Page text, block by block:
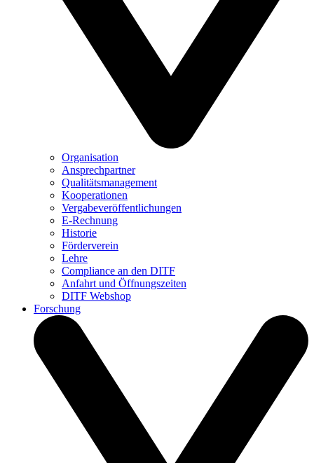
Organisation
Ansprechpartner
Qualitätsmanagement
Kooperationen
Vergabeveröffentlichungen
E-Rechnung
Historie
Förderverein
Lehre
Compliance an den DITF
Anfahrt und Öffnungszeiten
DITF Webshop
Forschung